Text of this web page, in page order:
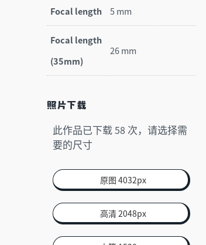
Focal length 5 mm
Focal length
(35mm)
26 mm
照片下载
此作品已下载58 次，请选择需
要的尺寸
原图 4032px
高清 2048px